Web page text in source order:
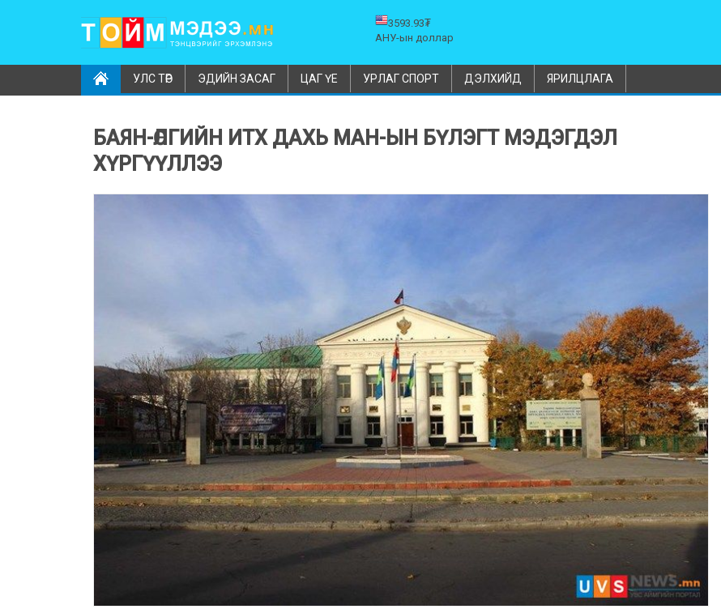
3593.93₮
АНУ-ын доллар
УЛС ТӨР ЭДИЙН ЗАСАГ ЦАГ ҮЕ УРЛАГ СПОРТ ДЭЛХИЙД ЯРИЛЦЛАГА
БАЯН-ӨЛГИЙН ИТХ ДАХЬ МАН-ЫН БҮЛЭГТ МЭДЭГДЭЛ
ХҮРГҮҮЛЛЭЭ